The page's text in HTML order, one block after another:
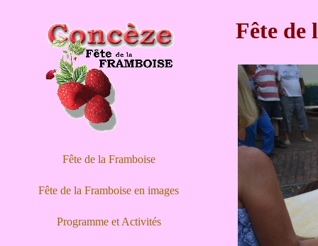
Fête de la Framboise
Fête de la Framboise en images
Programme et Activités
Fête de